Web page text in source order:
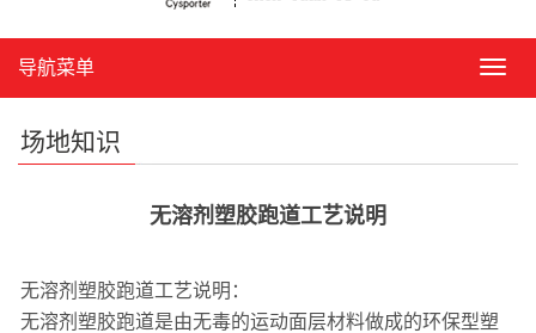
导
导航菜单
场地知识
无溶剂塑胶跑道工艺说明
无溶剂塑胶跑道工艺说明：
无溶剂塑胶跑道是由无毒的运动面层材料做成的环保型塑